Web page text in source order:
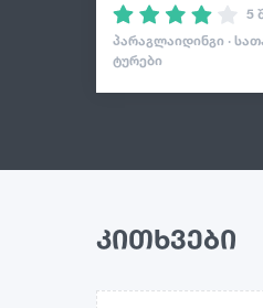
5
ᲞᲐᲠᲐᲒᲚᲐᲘᲓᲘᲜᲒᲘ ·
ᲢᲣᲠᲔᲑᲘ
კითხვები